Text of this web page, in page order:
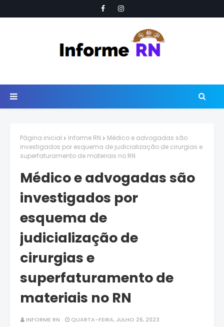
Página inicial Informe RN
Médico e advogadas são
investigados por esquema de judicialização de cirurgias e
superfaturamento de materiais no RN
Médico e advogadas são
investigados por
esquema de
judicialização de
cirurgias e
superfaturamento de
materiais no RN
INFORME RN QUARTA-FEIRA, JULHO 26, 2023